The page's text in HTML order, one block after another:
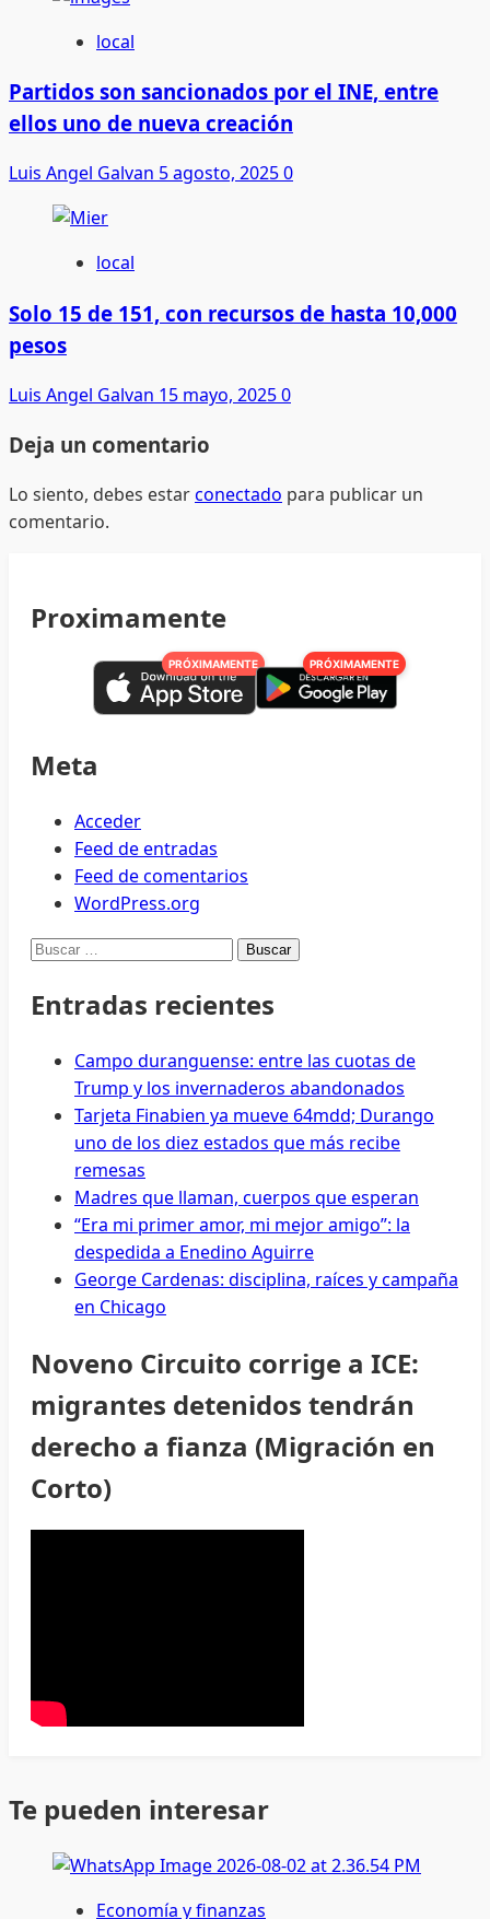
local
Partidos son sancionados por el INE, entre
ellos uno de nueva creación
Luis Angel Galvan 5 agosto, 20250
local
Solo 15 de 151, con recursos de hasta 10,000
pesos
Luis Angel Galvan 15 mayo, 20250
Deja un comentario
Lo siento, debes estarconectado para publicar un
comentario.
Proximamente
PRÓXIMAMENTE PRÓXIMAMENTE
Meta
Acceder
Feed de entradas
Feed de comentarios
WordPress.org
Buscar:
Entradas recientes
Campo duranguense: entre las cuotas de
Trump y los invernaderos abandonados
Tarjeta Finabien ya mueve 64mdd; Durango
uno de los diez estados que más recibe
remesas
Madres que llaman, cuerpos que esperan
“Era mi primer amor, mi mejor amigo”: la
despedida a Enedino Aguirre
George Cardenas: disciplina, raíces y campaña
en Chicago
Noveno Circuito corrige a ICE:
migrantes detenidos tendrán
derecho a fianza (Migración en
Corto)
Te pueden interesar
Economía y finanzas